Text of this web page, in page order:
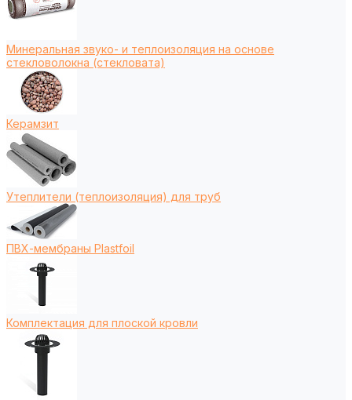
Минеральная звуко- и теплоизоляция на основе
стекловолокна (стекловата)
Керамзит
Утеплители (теплоизоляция) для труб
ПВХ-мембраны Plastfoil
Комплектация для плоской кровли